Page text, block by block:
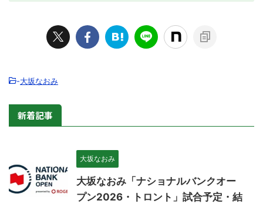
-大坂なおみ
新着記事
大坂なおみ
大坂なおみ「ナショナルバンクオー
プン2026・トロント」試合予定・結